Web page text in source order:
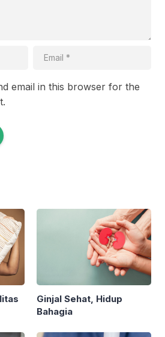
email in this browser for the
Ginjal Sehat, Hidup
Bahagia